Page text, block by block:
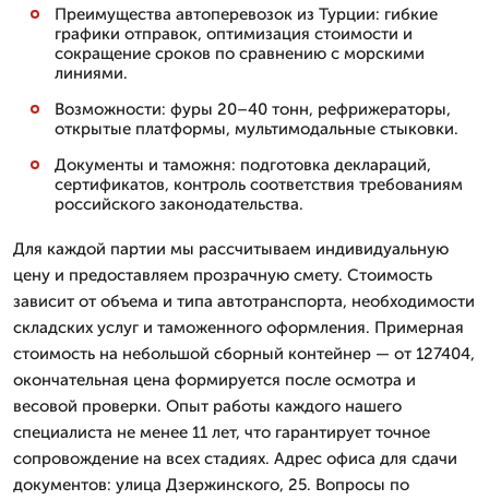
Преимущества автоперевозок из Турции: гибкие
графики отправок, оптимизация стоимости и
сокращение сроков по сравнению с морскими
линиями.
Возможности: фуры 20–40 тонн, рефрижераторы,
открытые платформы, мультимодальные стыковки.
Документы и таможня: подготовка деклараций,
сертификатов, контроль соответствия требованиям
российского законодательства.
Для каждой партии мы рассчитываем индивидуальную
цену и предоставляем прозрачную смету. Стоимость
зависит от объема и типа автотранспорта, необходимости
складских услуг и таможенного оформления. Примерная
стоимость на небольшой сборный контейнер — от 127404,
окончательная цена формируется после осмотра и
весовой проверки. Опыт работы каждого нашего
специалиста не менее 11 лет, что гарантирует точное
сопровождение на всех стадиях. Адрес офиса для сдачи
документов: улица Дзержинского, 25. Вопросы по